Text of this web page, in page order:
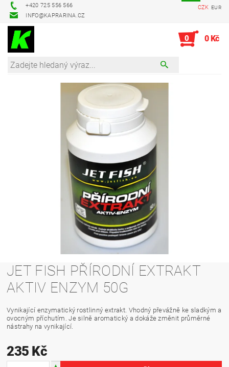
+420 725 556 566
INFO@KAPRARINA.CZ
CZK EUR
0 0 Kč
JET FISH PŘÍRODNÍ EXTRAKT
AKTIV ENZYM 50G
Vynikající enzymatický rostlinný extrakt. Vhodný převážně ke sladkým a
ovocným příchutím. Je silně aromatický a dokáže změnit průměrné
nástrahy na vynikající.
235 Kč